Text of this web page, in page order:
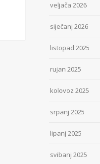
veljača 2026
siječanj 2026
listopad 2025
rujan 2025
kolovoz 2025
srpanj 2025
lipanj 2025
svibanj 2025